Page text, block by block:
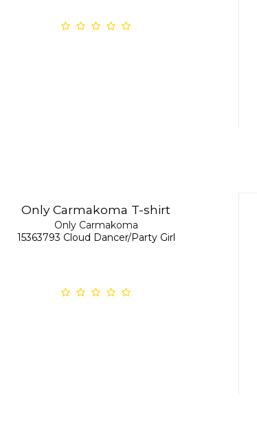
Only Carmakoma T-shirt
Only Carmakoma
15363793 Cloud Dancer/Party Girl